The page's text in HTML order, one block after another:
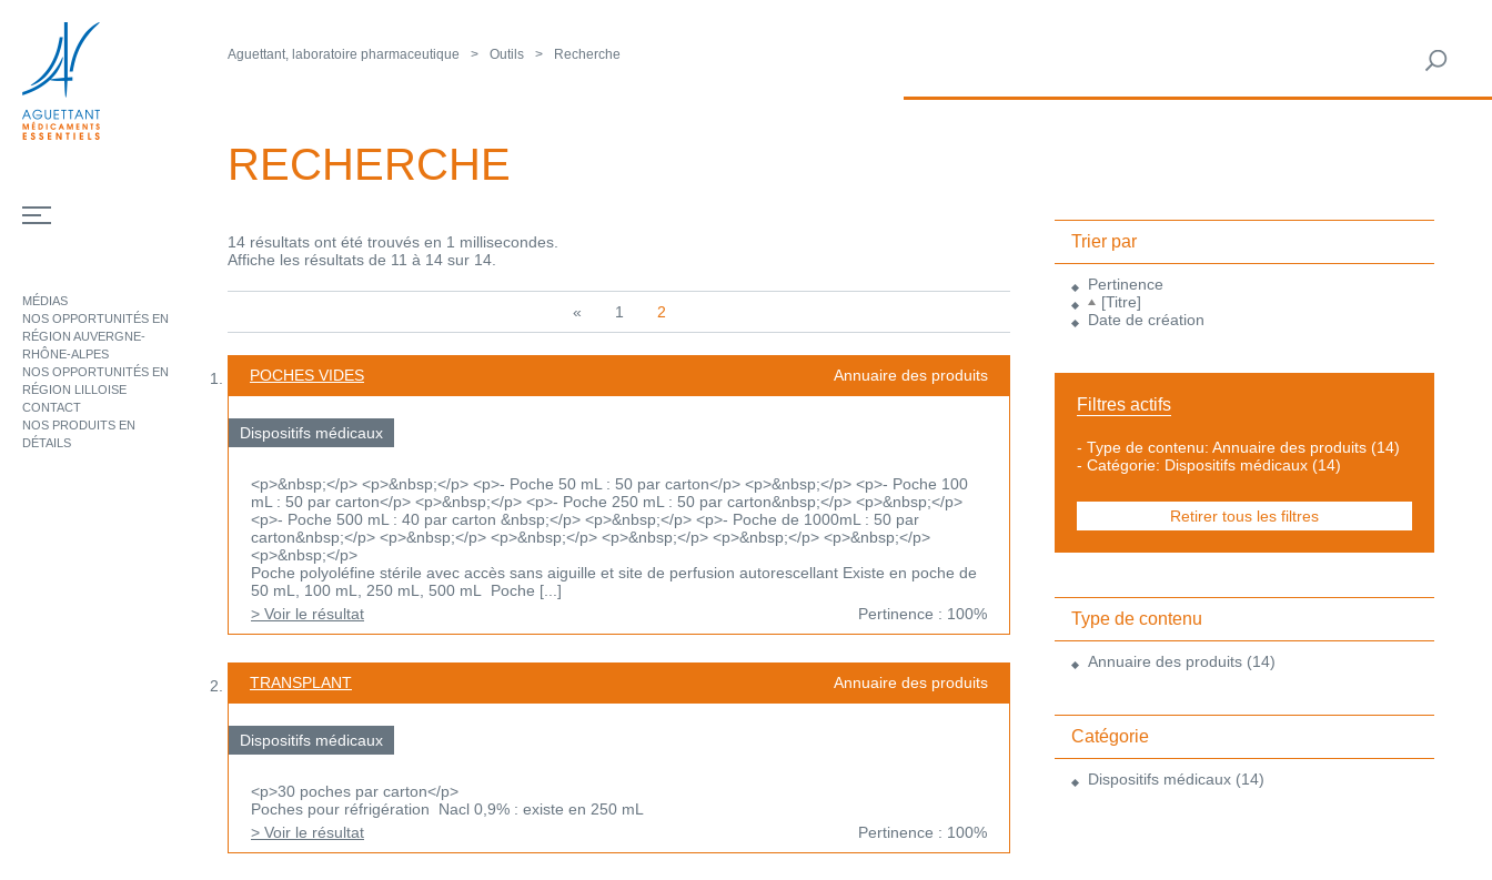
MÉDIAS
NOS OPPORTUNITÉS EN
RÉGION AUVERGNE-
RHÔNE-ALPES
NOS OPPORTUNITÉS EN
RÉGION LILLOISE
CONTACT
NOS PRODUITS EN
DÉTAILS
Aguettant, laboratoire pharmaceutique Outils Recherche
RECHERCHE
14 résultats ont été trouvés en 1 millisecondes.
Affiche les résultats de 11 à 14 sur 14.
« 1 2
POCHES VIDES Annuaire des produits
Dispositifs médicaux
<p>&nbsp;</p> <p>&nbsp;</p> <p>- Poche 50 mL : 50 par carton</p> <p>&nbsp;</p> <p>- Poche 100
mL : 50 par carton</p> <p>&nbsp;</p> <p>- Poche 250 mL : 50 par carton&nbsp;</p> <p>&nbsp;</p>
<p>- Poche 500 mL : 40 par carton &nbsp;</p> <p>&nbsp;</p> <p>- Poche de 1000mL : 50 par
carton&nbsp;</p> <p>&nbsp;</p> <p>&nbsp;</p> <p>&nbsp;</p> <p>&nbsp;</p> <p>&nbsp;</p>
<p>&nbsp;</p>
Poche polyoléfine stérile avec accès sans aiguille et site de perfusion autorescellant Existe en poche de
50 mL, 100 mL, 250 mL, 500 mL Poche [...]
> Voir le résultat
Pertinence : 100%
TRANSPLANT Annuaire des produits
Dispositifs médicaux
<p>30 poches par carton</p>
Poches pour réfrigération Nacl 0,9% : existe en 250 mL
> Voir le résultat
Pertinence : 100%
Trier par
Pertinence
[Titre]
Date de création
Filtres actifs
- Type de contenu: Annuaire des produits (14)
- Catégorie: Dispositifs médicaux (14)
Retirer tous les filtres
Type de contenu
Annuaire des produits (14)
Catégorie
Dispositifs médicaux (14)